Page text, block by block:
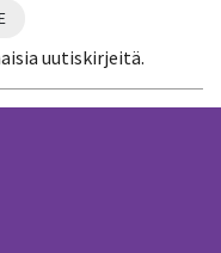
uutiskirjeitä.